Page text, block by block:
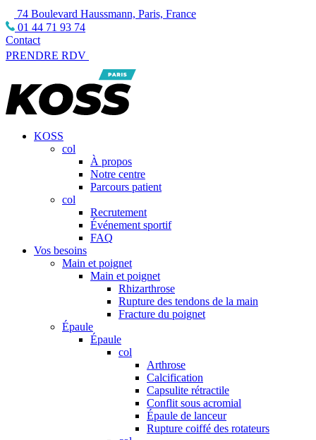
74 Boulevard Haussmann, Paris, France
01 44 71 93 74
Contact
PRENDRE RDV
KOSS
col
À propos
Notre centre
Parcours patient
col
Recrutement
Événement sportif
FAQ
Vos besoins
Main et poignet
Main et poignet
Rhizarthrose
Rupture des tendons de la main
Fracture du poignet
Épaule
Épaule
col
Arthrose
Calcification
Capsulite rétractile
Conflit sous acromial
Épaule de lanceur
Rupture coiffé des rotateurs